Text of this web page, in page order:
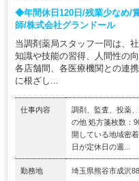
◆年間休日120日/残業少なめ/
師/株式会社グランドール
当調剤薬局スタッフ一同は、
知識や技能の習得、人間性の
各店舗間、各医療機関との連
に根ざし...
仕事内容
調剤、監査、投薬
の他 処方箋枚数：
開している地域密
日が定休日の週...
勤務地 埼玉県熊谷市成沢